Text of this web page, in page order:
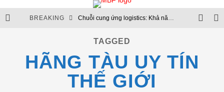
BREAKING Chuỗi cung ứng logistics: Khả năng chống chịu trở thành chuẩn mực mới
Chuỗi logistics xăng dầu: Nền tảng của an ninh năng lượng
TAGGED
HÃNG TÀU UY TÍN
THẾ GIỚI